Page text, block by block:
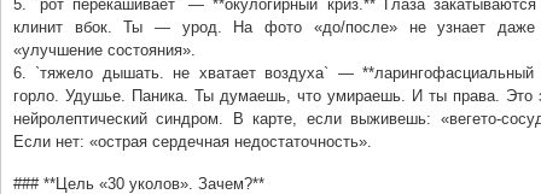
5. `рот перекашивает` — **окулогирный криз.** Глаза
клинит вбок. Ты — урод. На фото «до/после» не узнает
«улучшение состояния».
6. `тяжело дышать. не хватает воздуха` — **ларингофасциальный
горло. Удушье. Паника. Ты думаешь, что умираешь. И ты права. Это
нейролептический синдром. В карте, если выживешь: «вегето-
Если нет: «острая сердечная недостаточность».
### **Цель «30 уколов». Зачем?**